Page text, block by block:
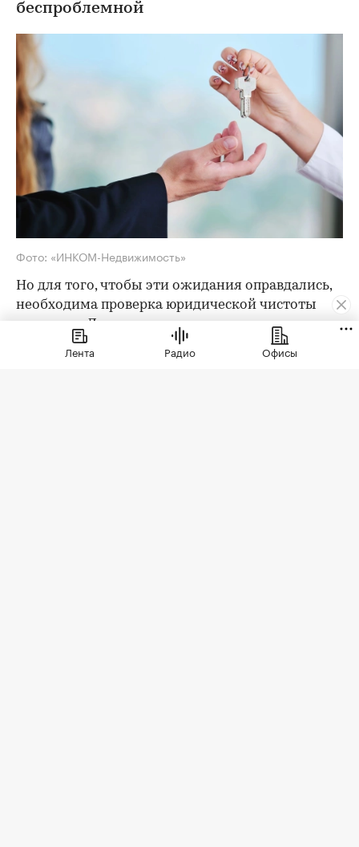
беспроблемной
Фото: «ИНКОМ-Недвижимость»
Но для того, чтобы эти ожидания оправдались,
необходима проверка юридической чистоты
квартиры. Для ее проведения существует
определенный чек-лист; давайте остановимся
на его основных пунктах. Итак, какие
Лента Радио Офисы